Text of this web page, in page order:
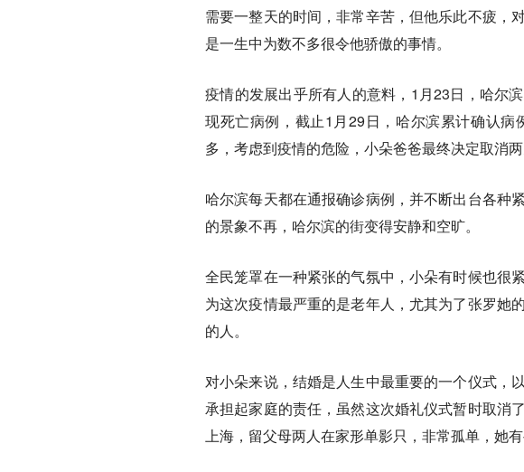
需要一整天的时间，非常辛苦，但他乐此不疲，
是一生中为数不多很令他骄傲的事情。
疫情的发展出乎所有人的意料，1月23日，哈尔
现死亡病例，截止1月29日，哈尔滨累计确认
多，考虑到疫情的危险，小朵爸爸最终决定取消两
哈尔滨每天都在通报确诊病例，并不断出台各种
的景象不再，哈尔滨的街变得安静和空旷。
全民笼罩在一种紧张的气氛中，小朵有时候也很
为这次疫情最严重的是老年人，尤其为了张罗她
的人。
对小朵来说，结婚是人生中最重要的一个仪式，
承担起家庭的责任，虽然这次婚礼仪式暂时取消
上海，留父母两人在家形单影只，非常孤单，她有